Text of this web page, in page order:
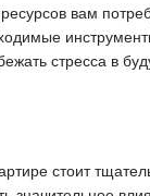
вам
стресса в
стоит